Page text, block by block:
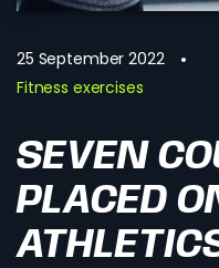
25 September 2022
Fitness exercises
SEVEN
PLACED